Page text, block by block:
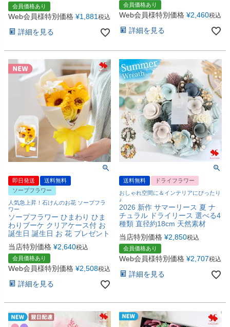
会員価格あり
Web会員様特別価格 ¥1,881 税込
詳細を見る
会員価格あり
Web会員様特別価格 ¥2,460税込
詳細を見る
即日発送
送料無料
ソープフラワー
人気急上昇！石けんのお花 ソープフラ
ワー
ソープフラワー ひまわり ひま
わりブーケ クリアケース付 お
誕生日 誕生日 お 花 プレゼント
当店特別価格 ¥2,640税込
会員価格あり
Web会員様特別価格 ¥2,508税込
詳細を見る
送料無料
ドライフラワー
おしゃれ空間に＆インテリアにぴったり
♪
2026 新作 サマーリース 夏 ナ
チュラル ドライリース 選べる4
種類 直径約18cm 天然素材
当店特別価格 ¥2,850税込
会員価格あり
Web会員様特別価格 ¥2,707税込
詳細を見る